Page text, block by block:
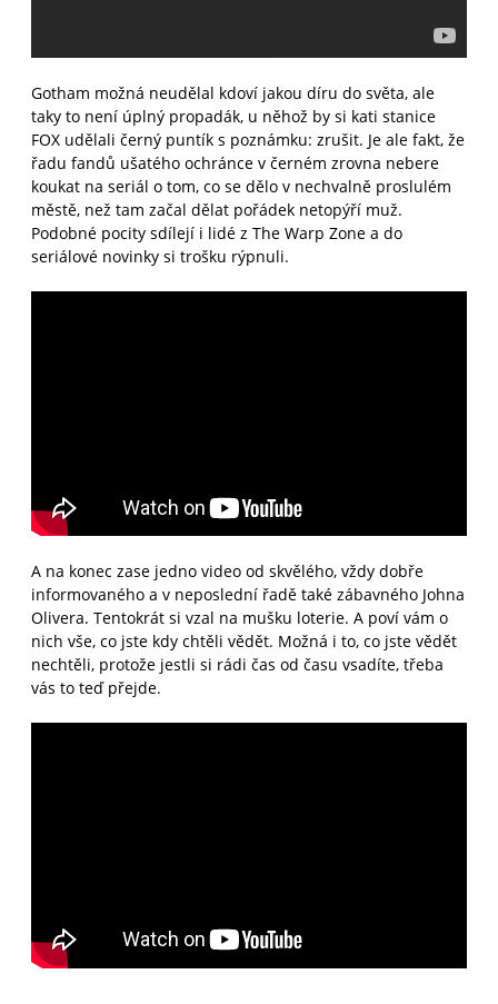
Gotham možná neudělal kdoví jakou díru do světa, ale
taky to není úplný propadák, u něhož by si kati stanice
FOX udělali černý puntík s poznámku: zrušit. Je ale fakt, že
řadu fandů ušatého ochránce v černém zrovna nebere
koukat na seriál o tom, co se dělo v nechvalně proslulém
městě, než tam začal dělat pořádek netopýří muž.
Podobné pocity sdílejí i lidé z The Warp Zone a do
seriálové novinky si trošku rýpnuli.
A na konec zase jedno video od skvělého, vždy dobře
informovaného a v neposlední řadě také zábavného Johna
Olivera. Tentokrát si vzal na mušku loterie. A poví vám o
nich vše, co jste kdy chtěli vědět. Možná i to, co jste vědět
nechtěli, protože jestli si rádi čas od času vsadíte, třeba
vás to teď přejde.